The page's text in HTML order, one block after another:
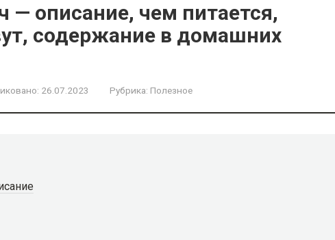
описание, чем питается,
содержание в домашних
26.07.2023 Рубрика: Полезное